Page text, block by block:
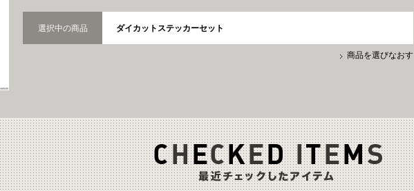
選択中の商品 ダイカットステッカーセット
商品を選びなおす